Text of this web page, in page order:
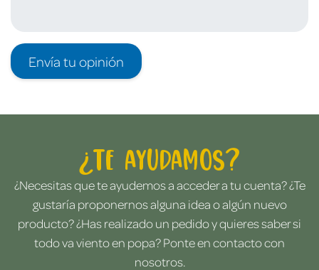
Envía tu opinión
¿Te ayudamos?
¿Necesitas que te ayudemos a acceder a tu cuenta? ¿Te
gustaría proponernos alguna idea o algún nuevo
producto? ¿Has realizado un pedido y quieres saber si
todo va viento en popa? Ponte en contacto con
nosotros.